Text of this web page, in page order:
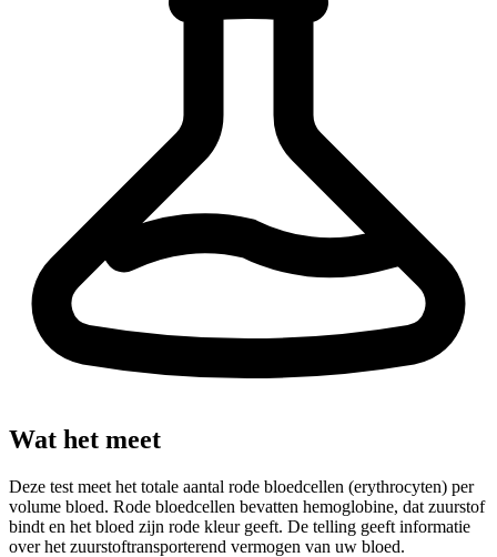
Wat het meet
Deze test meet het totale aantal rode bloedcellen (erythrocyten) per
volume bloed. Rode bloedcellen bevatten hemoglobine, dat zuurstof
bindt en het bloed zijn rode kleur geeft. De telling geeft informatie
over het zuurstoftransporterend vermogen van uw bloed.